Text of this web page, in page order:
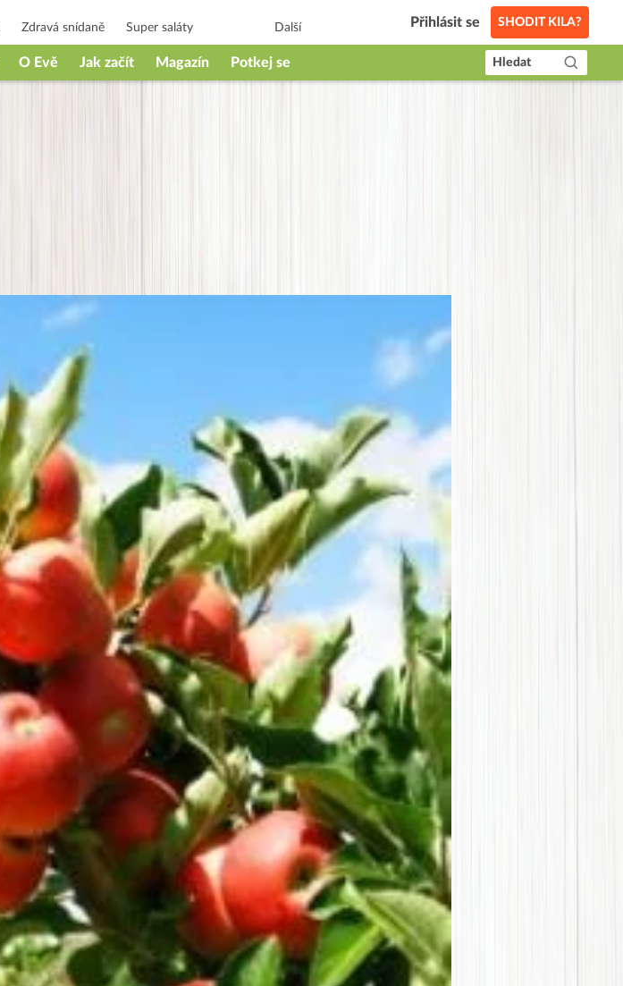
Zdravá snídaně Super saláty Další Přihlásit se SHODIT KILA?
O Evě Jak začít Magazín Potkej se Hledat